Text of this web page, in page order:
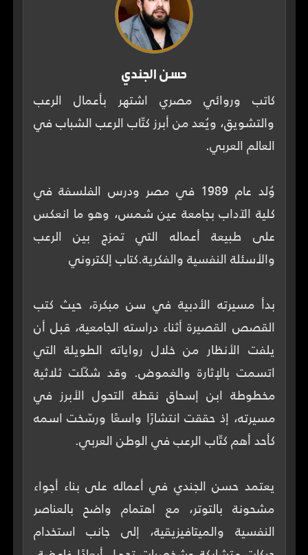
حسن الجندي
كاتب وروائي مصري اشتهر بأعمال الرعب
والتشويق، ويُعد من أبرز كتّاب الرعب الشباب في
وُلد عام 1989 في مصر ودرس الفلسفة في
كلية الآداب بجامعة عين شمس، وهو ما انعكس
على طبيعة أعماله التي تمزج بين الرعب
بدأ مسيرته الأدبية في سن مبكرة، حيث كتب
القصص القصيرة أثناء دراسته الجامعية، قبل أن
يلفت الأنظار من خلال رواياته الطويلة التي
اتسمت بالإثارة والغموض. وقد شكّلت ثلاثية
مخطوطة ابن إسحاق نقطة التحول الأبرز في
مسيرته، إذ حققت انتشارًا واسعًا ورسّخت اسمه
يعتمد حسن الجندي في أعماله على بناء أجواء
مشحونة بالتوتر، مع اهتمام واضح بالعناصر
النفسية والميتافيزيقية، إلى جانب استخدام